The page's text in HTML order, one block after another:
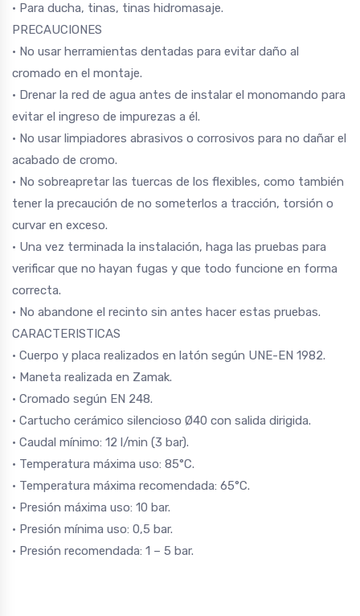
• Para ducha, tinas, tinas hidromasaje.
PRECAUCIONES
• No usar herramientas dentadas para evitar daño al
cromado en el montaje.
• Drenar la red de agua antes de instalar el monomando para
evitar el ingreso de impurezas a él.
• No usar limpiadores abrasivos o corrosivos para no dañar el
acabado de cromo.
• No sobreapretar las tuercas de los flexibles, como también
tener la precaución de no someterlos a tracción, torsión o
curvar en exceso.
• Una vez terminada la instalación, haga las pruebas para
verificar que no hayan fugas y que todo funcione en forma
correcta.
• No abandone el recinto sin antes hacer estas pruebas.
CARACTERISTICAS
• Cuerpo y placa realizados en latón según UNE-EN 1982.
• Maneta realizada en Zamak.
• Cromado según EN 248.
• Cartucho cerámico silencioso Ø40 con salida dirigida.
• Caudal mínimo: 12 l/min (3 bar).
• Temperatura máxima uso: 85°C.
• Temperatura máxima recomendada: 65°C.
• Presión máxima uso: 10 bar.
• Presión mínima uso: 0,5 bar.
• Presión recomendada: 1 – 5 bar.